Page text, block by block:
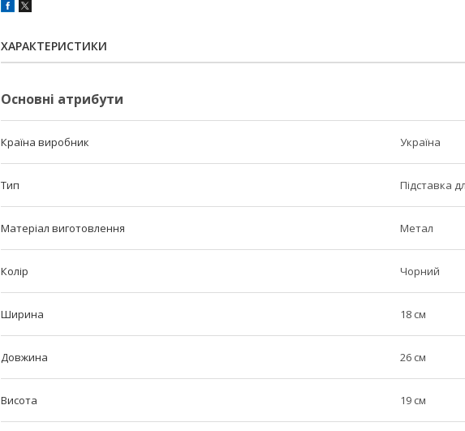
ХАРАКТЕРИСТИКИ
Основні атрибути
Країна виробник Україна
Тип Підставка
Матеріал виготовлення Метал
Колір Чорний
Ширина 18 см
Довжина 26 см
Висота 19 см